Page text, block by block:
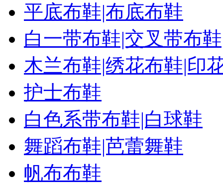
平底布鞋|布底布鞋
白一带布鞋|交叉带布
木兰布鞋|绣花布鞋|印
护士布鞋
白色系带布鞋|白球鞋
舞蹈布鞋|芭蕾舞鞋
帆布布鞋